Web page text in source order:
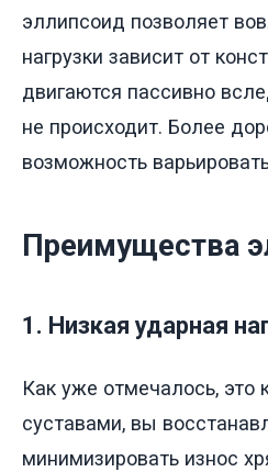
эллипсоид позволяет
нагрузки зависит от
двигаются пассивно
не происходит. Более
возможность
Преимущества
1. Низкая ударная
Как уже отмечалось,
суставами, вы
минимизировать износ